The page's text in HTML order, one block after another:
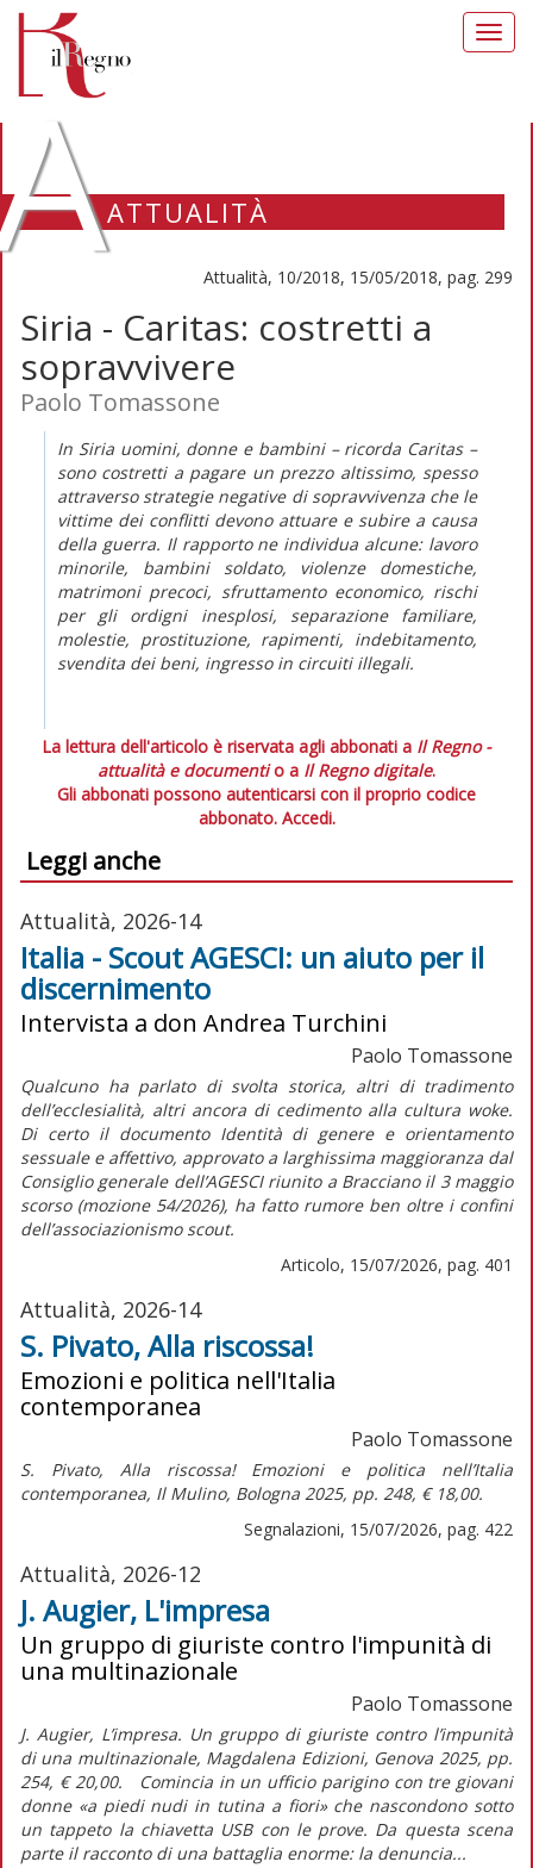
ATTUALITÀ
Attualità, 10/2018, 15/05/2018, pag. 299
Siria - Caritas: costretti a
sopravvivere
Paolo Tomassone
In Siria uomini, donne e bambini – ricorda Caritas –
sono costretti a pagare un prezzo altissimo, spesso
attraverso strategie negative di sopravvivenza che le
vittime dei conflitti devono attuare e subire a causa
della guerra. Il rapporto ne individua alcune: lavoro
minorile, bambini soldato, violenze domestiche,
matrimoni precoci, sfruttamento economico, rischi
per gli ordigni inesplosi, separazione familiare,
molestie, prostituzione, rapimenti, indebitamento,
svendita dei beni, ingresso in circuiti illegali.
La lettura dell'articolo è riservata agli abbonati a Il Regno -
attualità e documentio a Il Regno digitale.
Gli abbonati possono autenticarsi con il proprio codice
abbonato. Accedi.
Leggi anche
Attualità, 2026-14
Italia - Scout AGESCI: un aiuto per il
discernimento
Intervista a don Andrea Turchini
Paolo Tomassone
Qualcuno ha parlato di svolta storica, altri di tradimento
dell’ecclesialità, altri ancora di cedimento alla cultura woke.
Di certo il documento Identità di genere e orientamento
sessuale e affettivo, approvato a larghissima maggioranza dal
Consiglio generale dell’AGESCI riunito a Bracciano il 3 maggio
scorso (mozione 54/2026), ha fatto rumore ben oltre i confini
dell’associazionismo scout.
Articolo, 15/07/2026, pag. 401
Attualità, 2026-14
S. Pivato, Alla riscossa!
Emozioni e politica nell'Italia
contemporanea
Paolo Tomassone
S. Pivato, Alla riscossa! Emozioni e politica nell’Italia
contemporanea, Il Mulino, Bologna 2025, pp. 248, € 18,00.
Segnalazioni, 15/07/2026, pag. 422
Attualità, 2026-12
J. Augier, L'impresa
Un gruppo di giuriste contro l'impunità di
una multinazionale
Paolo Tomassone
J. Augier, L’impresa. Un gruppo di giuriste contro l’impunità
di una multinazionale, Magdalena Edizioni, Genova 2025, pp.
254, € 20,00. Comincia in un ufficio parigino con tre giovani
donne «a piedi nudi in tutina a fiori» che nascondono sotto
un tappeto la chiavetta USB con le prove. Da questa scena
parte il racconto di una battaglia enorme: la denuncia...